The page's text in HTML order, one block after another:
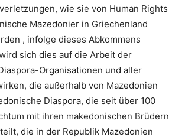
wie sie von Human Rights
Mazedonier in Griechenland
, infolge dieses Abkommens
sich dies auf die Arbeit der
Organisationen und aller
die außerhalb von Mazedonien
Diaspora, die seit über 100
mit ihren makedonischen Brüdern
die in der Republik Mazedonien